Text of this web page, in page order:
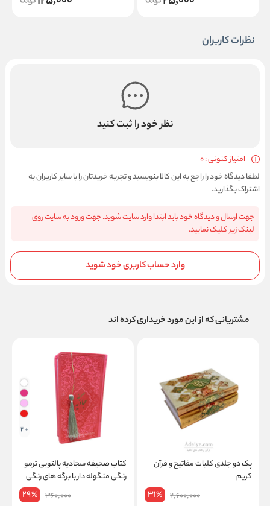
نظرات کاربران
نظر خود را ثبت کنید
امتیاز کنونی : 0
لطفا دیدگاه خود را راجع به این کالا بنویسید و تجربه خریدتان را با سایر کاربران به
اشتراک بگذارید.
جهت ارسال و دیدگاه خود باید ابتدا وارد سایت شوید. جهت ورود به سایت روی
لینک زیر کلیک نمایید.
وارد حساب کاربری خود شوید
مشتریانی که از این مورد خریداری کرده اند
پک دو جلدی کلیات مفاتیح و قرآن
کریم
2,600,000
31%
+ 2
کتاب صحیفه سجادیه پالتویی ترمو
رنگی منگوله دار با برگه های رنگی
360,000
29%